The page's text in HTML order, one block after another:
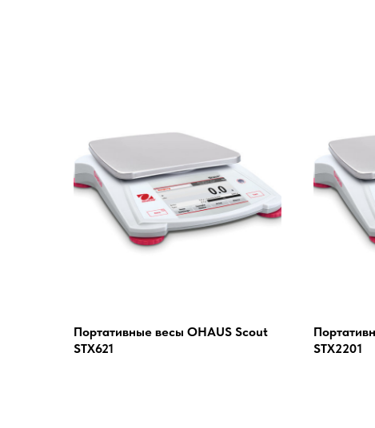
Портативные весы OHAUS Scout
STX621
STX2201